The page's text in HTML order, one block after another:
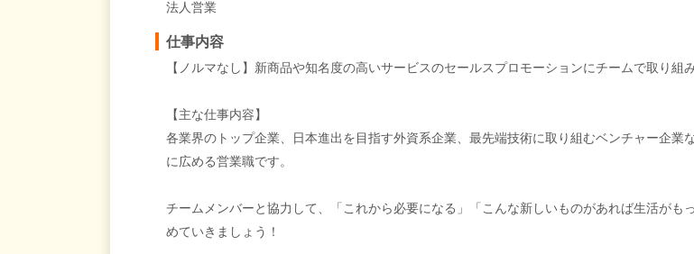
法人営業
仕事内容
【ノルマなし】新商品や知名度の高いサービスのセールスプロモーションにチームで取り組み
【主な仕事内容】
各業界のトップ企業、日本進出を目指す外資系企業、最先端技術に取り組むベンチャー企
に広める営業職です。
チームメンバーと協力して、「これから必要になる」「こんな新しいものがあれば生活が
めていきましょう！